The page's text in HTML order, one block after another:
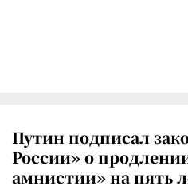
Путин подписал
России» о
амнистии» на пять